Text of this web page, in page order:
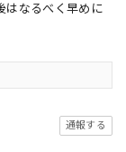
はなるべく早めに
通報する